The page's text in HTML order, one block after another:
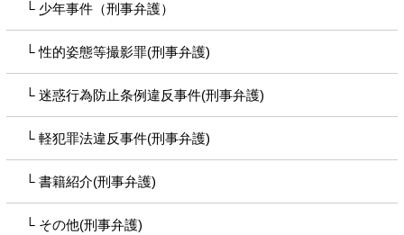
少年事件（刑事弁護）
性的姿態等撮影罪(刑事弁護)
迷惑行為防止条例違反事件(刑事弁護)
軽犯罪法違反事件(刑事弁護)
書籍紹介(刑事弁護)
その他(刑事弁護)